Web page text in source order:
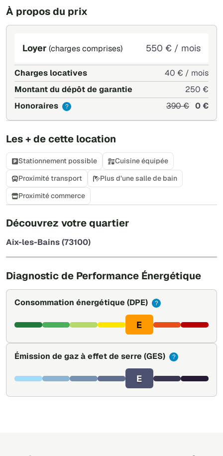
À propos du prix
Loyer (charges comprises) 550 € / mois
Charges locatives
40 € / mois
Montant du dépôt de garantie
250 €
Honoraires
? 390 € 0 €
Les + de cette location
Stationnement possible
Cuisine équipée
Proximité transport
Plus d’une salle de bain
Proximité commerce
Découvrez votre quartier
Aix-les-Bains (73100)
Diagnostic de Performance Énergétique
Consommation énergétique (DPE) ?
E
Émission de gaz à effet de serre (GES) ?
E